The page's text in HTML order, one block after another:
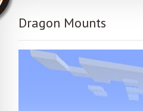
Dragon Mounts